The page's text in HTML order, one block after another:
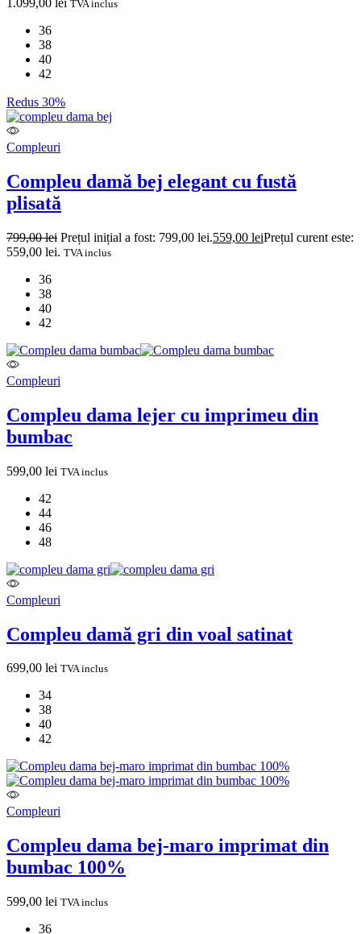
1.099,00 lei TVA inclus
36
38
40
42
Redus 30%
Compleuri
Compleu damă bej elegant cu fustă
plisată
799,00lei Prețul inițial a fost: 799,00 lei.559,00 leiPrețul curent este:
559,00 lei. TVA inclus
36
38
40
42
Compleuri
Compleu dama lejer cu imprimeu din
bumbac
599,00 lei TVA inclus
42
44
46
48
Compleuri
Compleu damă gri din voal satinat
699,00 lei TVA inclus
34
38
40
42
Compleuri
Compleu dama bej-maro imprimat din
bumbac 100%
599,00 lei TVA inclus
36